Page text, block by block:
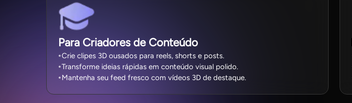
Para Criadores de Conteúdo
Crie clipes 3D ousados para reels, shorts e posts.
Transforme ideias rápidas em conteúdo visual polido.
Mantenha seu feed fresco com vídeos 3D de destaque.